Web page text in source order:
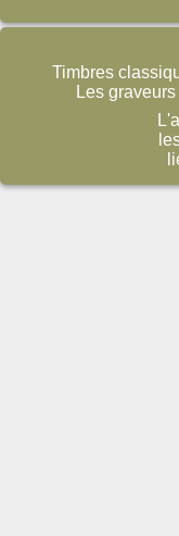
Timbres
Les graveurs